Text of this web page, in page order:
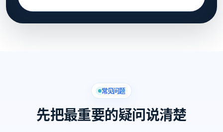
常见问题
先把最重要的疑问说清楚